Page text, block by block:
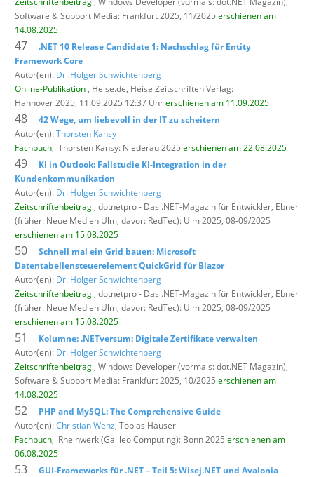
Software & Support Media: Frankfurt 2025, 11/2025 erschienen am
14.08.2025
47
.NET 10 Release Candidate 1: Nachschlag für Entity
Framework Core
Autor(en): Dr. Holger Schwichtenberg
Online-Publikation , Heise.de, Heise Zeitschriften Verlag:
Hannover 2025, 11.09.2025 12:37 Uhrerschienen am 11.09.2025
48
42 Wege, um liebevoll in der IT zu scheitern
Autor(en):Thorsten Kansy
Fachbuch, Thorsten Kansy: Niederau 2025 erschienen am 22.08.2025
49
KI in Outlook: Fallstudie KI-Integration in der
Kundenkommunikation
Autor(en): Dr. Holger Schwichtenberg
Zeitschriftenbeitrag , dotnetpro - Das .NET-Magazin für Entwickler, Ebner
(früher: Neue Medien Ulm, davor: RedTec): Ulm 2025, 08-09/2025
erschienen am 15.08.2025
50
Schnell mal ein Grid bauen: Microsoft
Datentabellensteuerelement QuickGrid für Blazor
Autor(en): Dr. Holger Schwichtenberg
Zeitschriftenbeitrag , dotnetpro - Das .NET-Magazin für Entwickler, Ebner
(früher: Neue Medien Ulm, davor: RedTec): Ulm 2025, 08-09/2025
erschienen am 15.08.2025
51
Kolumne: .NETversum: Digitale Zertifikate verwalten
Autor(en): Dr. Holger Schwichtenberg
Zeitschriftenbeitrag , Windows Developer (vormals: dot.NET Magazin),
Software & Support Media: Frankfurt 2025, 10/2025 erschienen am
14.08.2025
52
PHP and MySQL: The Comprehensive Guide
Autor(en):Christian Wenz, Tobias Hauser
Fachbuch, Rheinwerk (Galileo Computing): Bonn 2025 erschienen am
06.08.2025
53 GUI-Frameworks für .NET – Teil 5: Wisej.NET und Avalonia